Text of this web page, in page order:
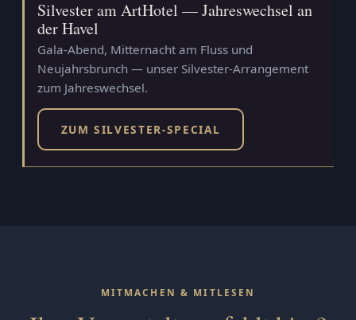
Silvester am ArtHotel — Jahreswechsel an
der Havel
Gala-Abend, Mitternacht am Fluss und
Neujahrsbrunch — unser Silvester-Arrangement
zum Jahreswechsel.
ZUM SILVESTER-SPECIAL
MITMACHEN & MITLESEN